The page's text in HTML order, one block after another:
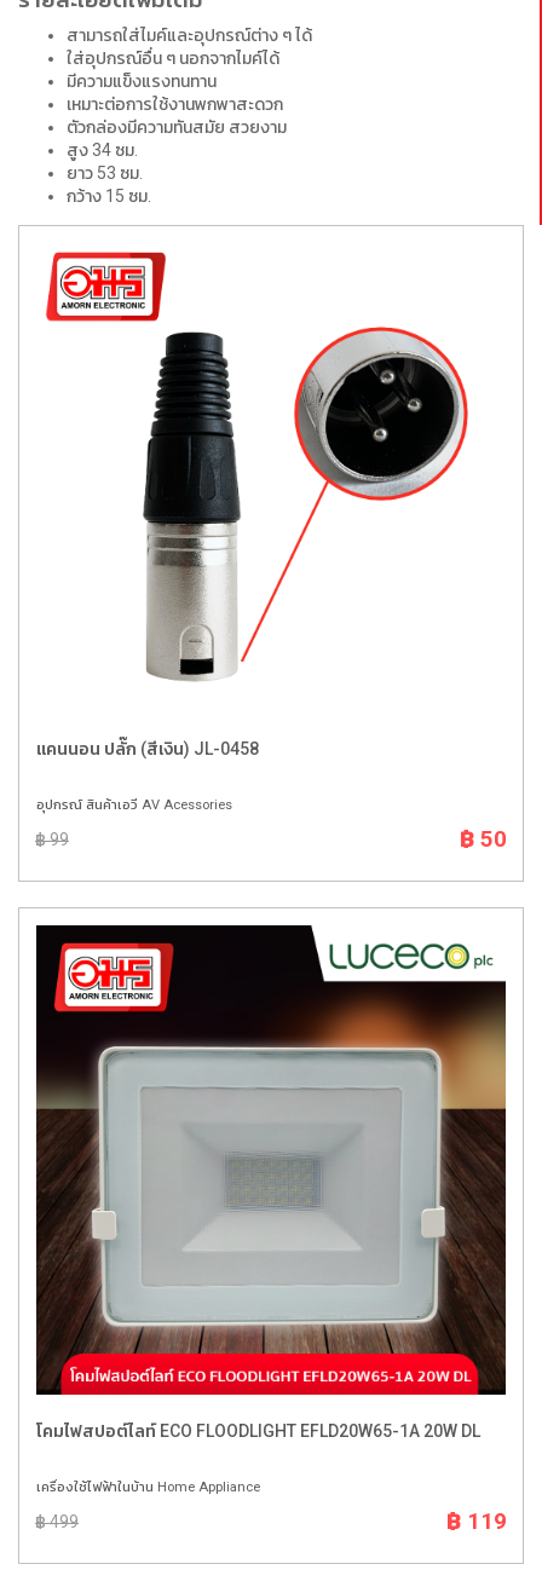
สามารถใส่ไมค์และอุปกรณ์ต่าง ๆ ได้
ใส่อุปกรณ์อื่น ๆ นอกจากไมค์ได้
มีความแข็งแรงทนทาน
เหมาะต่อการใช้งานพกพาสะดวก
ตัวกล่องมีความทันสมัย สวยงาม
สูง 34 ซม.
ยาว 53 ซม.
กว้าง 15 ซม.
แคนนอน ปลั๊ก (สีเงิน) JL-0458
อุปกรณ์ สินค้าเอวี AV Acessories
฿ 99 ฿ 50
โคมไฟสปอต์ไลท์ ECO FLOODLIGHT EFLD20W65-1A 20W DL
เครื่องใช้ไฟฟ้าในบ้าน Home Appliance
฿ 499 ฿ 119